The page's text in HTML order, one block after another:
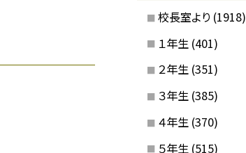
校長室より (1918)
１年生 (401)
２年生 (351)
３年生 (385)
４年生 (370)
５年生 (515)